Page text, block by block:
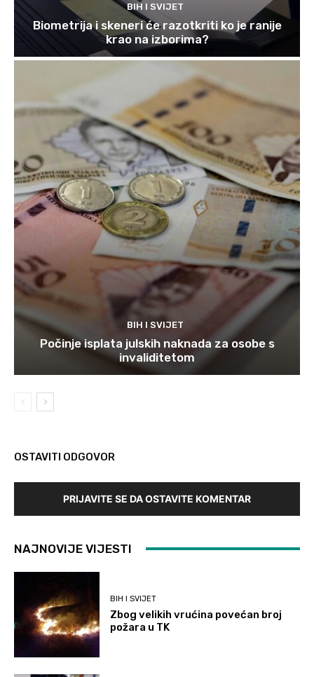
BIH I SVIJET
Biometrija i skeneri će razotkriti ko je ranije
krao na izborima?
BIH I SVIJET
Počinje isplata julskih naknada za osobe s
invaliditetom
OSTAVITI ODGOVOR
PRIJAVITE SE DA OSTAVITE KOMENTAR
NAJNOVIJE VIJESTI
BIH I SVIJET
Zbog velikih vrućina povećan broj
požara u TK